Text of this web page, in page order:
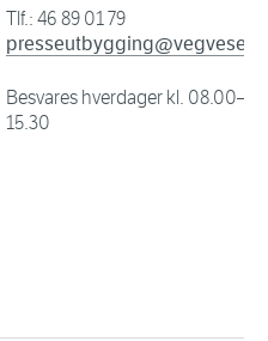
Tlf.: 46 89 01 79
Besvares hverdager kl. 08.00–
15.30